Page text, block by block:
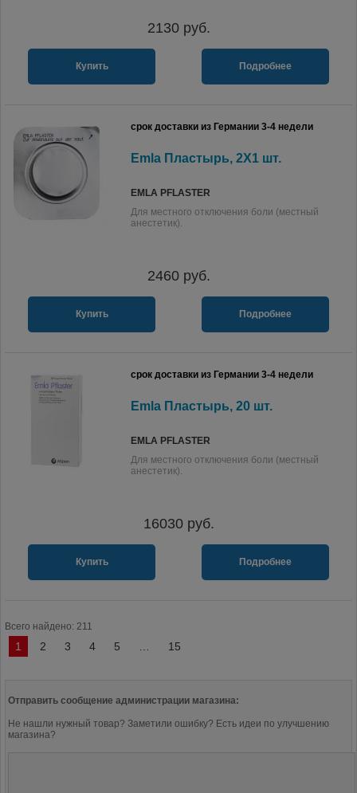
2130руб.
Купить Подробнее
срок доставки из Германии 3-4 недели
Emla Пластырь, 2X1 шт.
EMLA PFLASTER
Для местного отключения боли (местный
анестетик).
2460руб.
Купить Подробнее
срок доставки из Германии 3-4 недели
Emla Пластырь, 20 шт.
EMLA PFLASTER
Для местного отключения боли (местный
анестетик).
16030руб.
Купить Подробнее
Всего найдено: 211
1 2 3 4 5 15
Отправить сообщение администрации магазина:
Не нашли нужный товар? Заметили ошибку? Есть идеи по улучшению
магазина?